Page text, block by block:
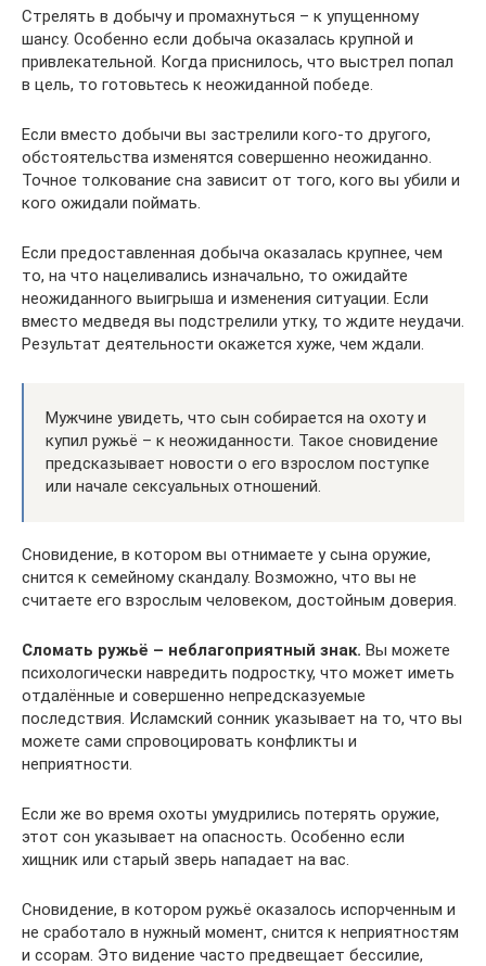
Стрелять в добычу и промахнуться – к упущенному
шансу. Особенно если добыча оказалась крупной и
привлекательной. Когда приснилось, что выстрел попал
в цель, то готовьтесь к неожиданной победе.
Если вместо добычи вы застрелили кого-то другого,
обстоятельства изменятся совершенно неожиданно.
Точное толкование сна зависит от того, кого вы убили и
кого ожидали поймать.
Если предоставленная добыча оказалась крупнее, чем
то, на что нацеливались изначально, то ожидайте
неожиданного выигрыша и изменения ситуации. Если
вместо медведя вы подстрелили утку, то ждите неудачи.
Результат деятельности окажется хуже, чем ждали.
Мужчине увидеть, что сын собирается на охоту и
купил ружьё – к неожиданности. Такое сновидение
предсказывает новости о его взрослом поступке
или начале сексуальных отношений.
Сновидение, в котором вы отнимаете у сына оружие,
снится к семейному скандалу. Возможно, что вы не
считаете его взрослым человеком, достойным доверия.
Сломать ружьё – неблагоприятный знак. Вы можете
психологически навредить подростку, что может иметь
отдалённые и совершенно непредсказуемые
последствия. Исламский сонник указывает на то, что вы
можете сами спровоцировать конфликты и
неприятности.
Если же во время охоты умудрились потерять оружие,
этот сон указывает на опасность. Особенно если
хищник или старый зверь нападает на вас.
Сновидение, в котором ружьё оказалось испорченным и
не сработало в нужный момент, снится к неприятностям
и ссорам. Это видение часто предвещает бессилие,